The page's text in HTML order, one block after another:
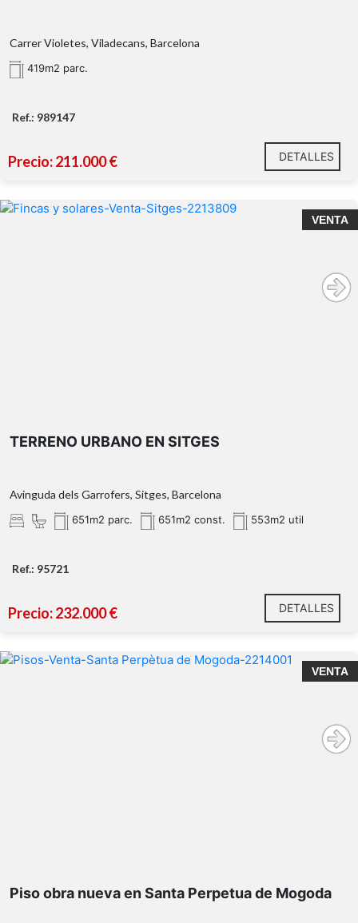
Carrer Violetes, Viladecans, Barcelona
419m2 parc.
Ref.: 989147
Precio: 211.000 € DETALLES
VENTA
TERRENO URBANO EN SITGES
Avinguda dels Garrofers, Sitges, Barcelona
651m2 parc. 651m2 const. 553m2 util
Ref.: 95721
Precio: 232.000 € DETALLES
VENTA
Piso obra nueva en Santa Perpetua de Mogoda